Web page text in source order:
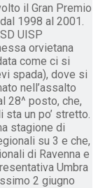
il Gran Premio
1998 al 2001.
UISP
orvietana
come ci si
spada), dove si
nell’assalto
28^ posto, che,
un po’ stretto.
stagione di
su 3 e che,
di Ravenna e
Umbra
2 giugno